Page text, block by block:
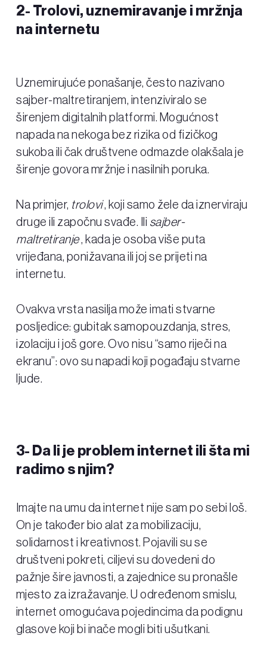
2- Trolovi, uznemiravanje i mržnja
na internetu
Uznemirujuće ponašanje, često nazivano
sajber-maltretiranjem, intenziviralo se
širenjem digitalnih platformi. Mogućnost
napada na nekoga bez rizika od fizičkog
sukoba ili čak društvene odmazde olakšala je
širenje govora mržnje i nasilnih poruka.
Na primjer, trolovi, koji samo žele da iznerviraju
druge ili započnu svađe. Ili sajber-
maltretiranje, kada je osoba više puta
vrijeđana, ponižavana ili joj se prijeti na
internetu.
Ovakva vrsta nasilja može imati stvarne
posljedice: gubitak samopouzdanja, stres,
izolaciju i još gore. Ovo nisu “samo riječi na
ekranu”: ovo su napadi koji pogađaju stvarne
ljude.
3- Da li je problem internet ili šta mi
radimo s njim?
Imajte na umu da internet nije sam po sebi loš.
On je također bio alat za mobilizaciju,
solidarnost i kreativnost. Pojavili su se
društveni pokreti, ciljevi su dovedeni do
pažnje šire javnosti, a zajednice su pronašle
mjesto za izražavanje. U određenom smislu,
internet omogućava pojedincima da podignu
glasove koji bi inače mogli biti ušutkani.